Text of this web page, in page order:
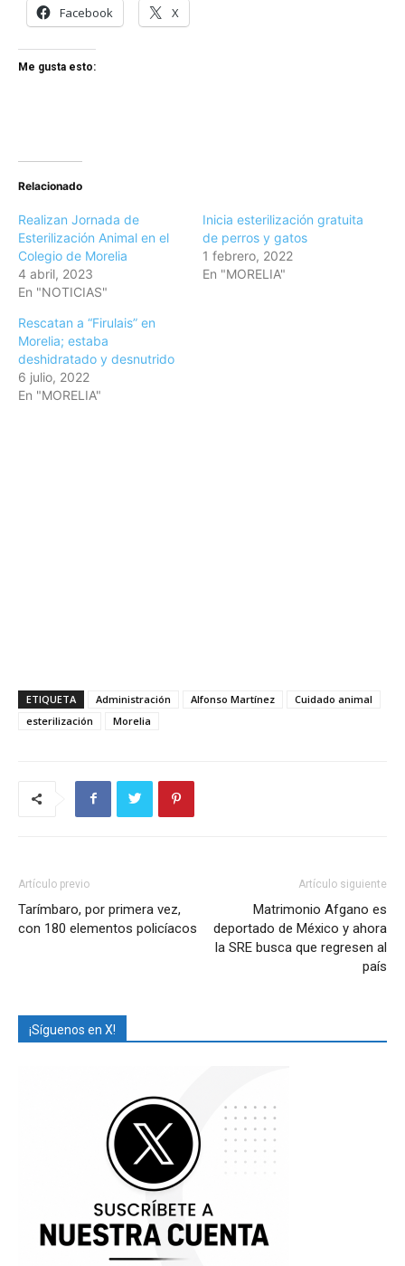
Facebook X
Me gusta esto:
Relacionado
Realizan Jornada de
Esterilización Animal en el
Colegio de Morelia
4 abril, 2023
En "NOTICIAS"
Inicia esterilización gratuita
de perros y gatos
1 febrero, 2022
En "MORELIA"
Rescatan a “Firulais” en
Morelia; estaba
deshidratado y desnutrido
6 julio, 2022
En "MORELIA"
ETIQUETA Administración Alfonso Martínez
Cuidado animal
esterilización
Morelia
Artículo previo
Tarímbaro, por primera vez,
con 180 elementos policíacos
Artículo siguiente
Matrimonio Afgano es
deportado de México y ahora
la SRE busca que regresen al
país
¡Síguenos en X!